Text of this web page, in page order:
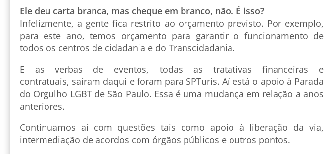
Ele deu carta branca, mas cheque em branco, não. É isso?
Infelizmente, a gente fica restrito ao orçamento previsto. Por exemplo,
para este ano, temos orçamento para garantir o funcionamento de
todos os centros de cidadania e do Transcidadania.
E as verbas de eventos, todas as tratativas financeiras e
contratuais, saíram daqui e foram para SPTuris. Aí está o apoio à Parada
do Orgulho LGBT de São Paulo. Essa é uma mudança em relação a anos
anteriores.
Continuamos aí com questões tais como apoio à liberação da via,
intermediação de acordos com órgãos públicos e outros pontos.